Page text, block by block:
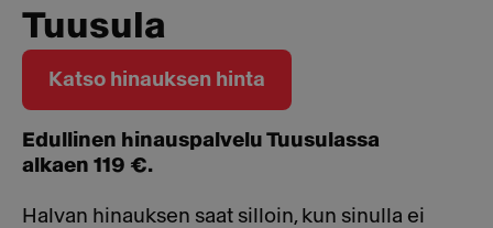
Tuusula
Katso hinauksen hinta
Edullinen hinauspalvelu Tuusulassa
alkaen 119 €.
Halvan hinauksen saat silloin, kun sinulla ei